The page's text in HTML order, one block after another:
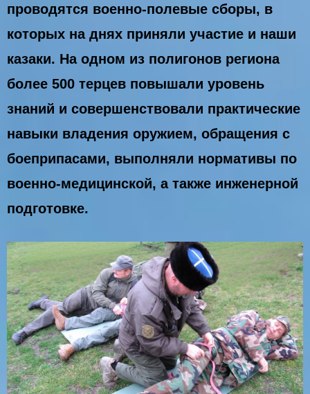
проводятся военно-полевые сборы, в
которых на днях приняли участие и наши
казаки. На одном из полигонов региона
более 500 терцев повышали уровень
знаний и совершенствовали практические
навыки владения оружием, обращения с
боеприпасами, выполняли нормативы по
военно-медицинской, а также инженерной
подготовке.